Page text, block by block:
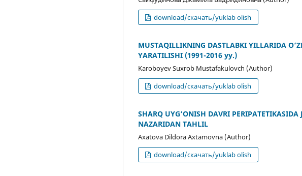
download/скачать/yuklab olish
MUSTAQILLIKNING DASTLABKI YILLARIDA
YARATILISHI (1991-2016 yy.)
Karoboyev Suxrob Mustafakulovch (Author)
download/скачать/yuklab olish
SHARQ UYG‘ONISH DAVRI
NAZARIDAN TAHLIL
Axatova Dildora Axtamovna (Author)
download/скачать/yuklab olish